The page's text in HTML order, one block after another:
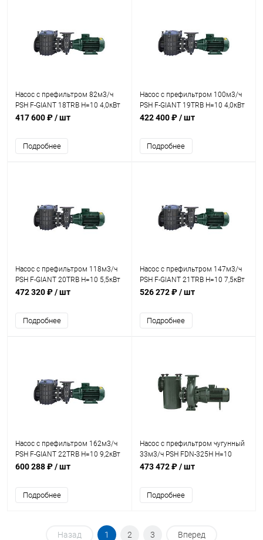
Насос с префильтром 82м3/ч
PSH F-GIANT 18TRB H=10 4,0кВт
400В с бронз. раб. кол.
417 600 ₽/ шт
Подробнее
Насос с префильтром 100м3/ч
PSH F-GIANT 19TRB H=10 4,0кВт
400В с бронз. раб. кол.
422 400 ₽/ шт
Подробнее
Насос с префильтром 118м3/ч
PSH F-GIANT 20TRB H=10 5,5кВт
400В с бронз. раб. кол.
472 320 ₽/ шт
Подробнее
Насос с префильтром 147м3/ч
PSH F-GIANT 21TRB H=10 7,5кВт
400В с бронз. раб. кол.
526 272 ₽/ шт
Подробнее
Насос с префильтром 162м3/ч
PSH F-GIANT 22TRB H=10 9,2кВт
400В с бронз. раб. кол.
600 288 ₽/ шт
Подробнее
Насос с префильтром чугунный
33м3/ч PSH FDN-325H H=10
1,5кВт 400В (1FN10200E4V)
473 472 ₽/ шт
Подробнее
Назад 1 2 3 Вперед